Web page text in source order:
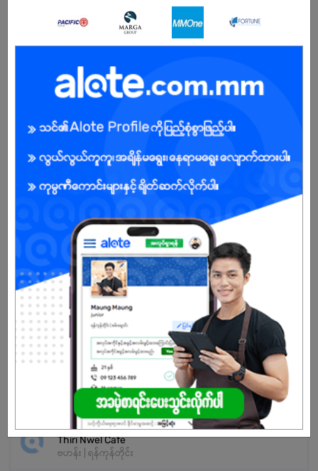
သက်တမ်းကုန်သွားပါပြီ
အကောင့်မရှိသေးဘူးလား?
မှတ်ပုံတင်မယ်
နောက်ထပ်အလားတူအလုပ်များ
ငွေကိုင် - Cashier
Thiri Nwel Cafe
ဗဟန်း | ရန်ကုန်တိုင်း